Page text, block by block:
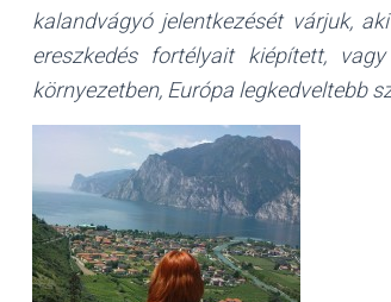
kalandvágyó jelentkezését várjuk,
ereszkedés fortélyait kiépített,
környezetben, Európa legkedveltebb